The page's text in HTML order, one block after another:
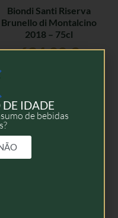
Biondi Santi Riserva
Brunello di Montalcino
2018 – 75cl
634,00€
IDADE
de bebidas